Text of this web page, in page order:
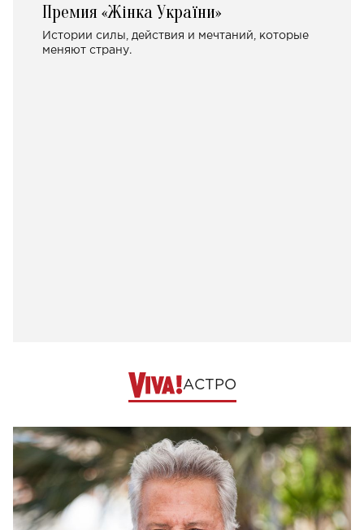
Премия «Жінка України»
Истории силы, действия и мечтаний, которые
меняют страну.
АСТРО